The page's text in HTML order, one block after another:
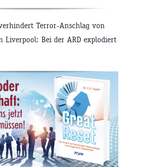
Terror-Anschlag von
Liverpool: Bei der ARD explodiert